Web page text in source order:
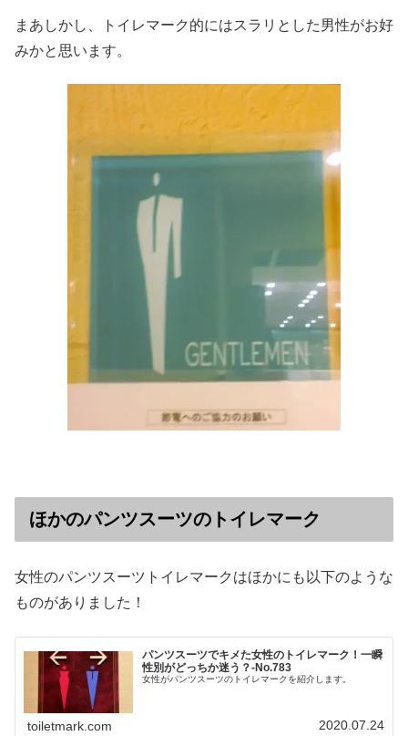
まあしかし、トイレマーク的にはスラリとした男性がお好
みかと思います。
ほかのパンツスーツのトイレマーク
女性のパンツスーツトイレマークはほかにも以下のような
ものがありました！
パンツスーツでキメた女性のトイレマーク！一瞬
性別がどっちか迷う？‐No.783
女性がパンツスーツのトイレマークを紹介します。
toiletmark.com 2020.07.24